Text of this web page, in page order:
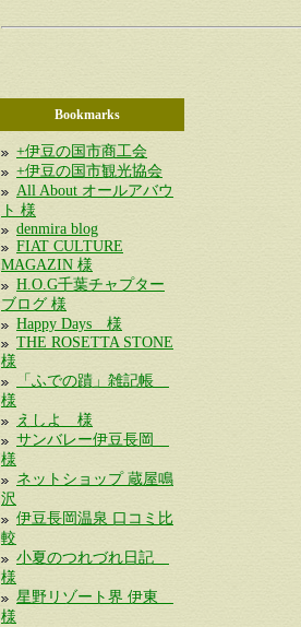
Bookmarks
+伊豆の国市商工会
+伊豆の国市観光協会
All About オールアバウ
ト 様
denmira blog
FIAT CULTURE
MAGAZIN 様
H.O.G千葉チャプター
ブログ 様
Happy Days 様
THE ROSETTA STONE
様
「ふでの蹟」雑記帳
様
えしよ 様
サンバレー伊豆長岡
様
ネットショップ 蔵屋鳴
沢
伊豆長岡温泉 口コミ比
較
小夏のつれづれ日記
様
星野リゾート界 伊東
様